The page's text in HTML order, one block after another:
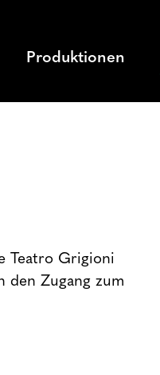
Produktionen
Teatro Grigioni
den Zugang zum